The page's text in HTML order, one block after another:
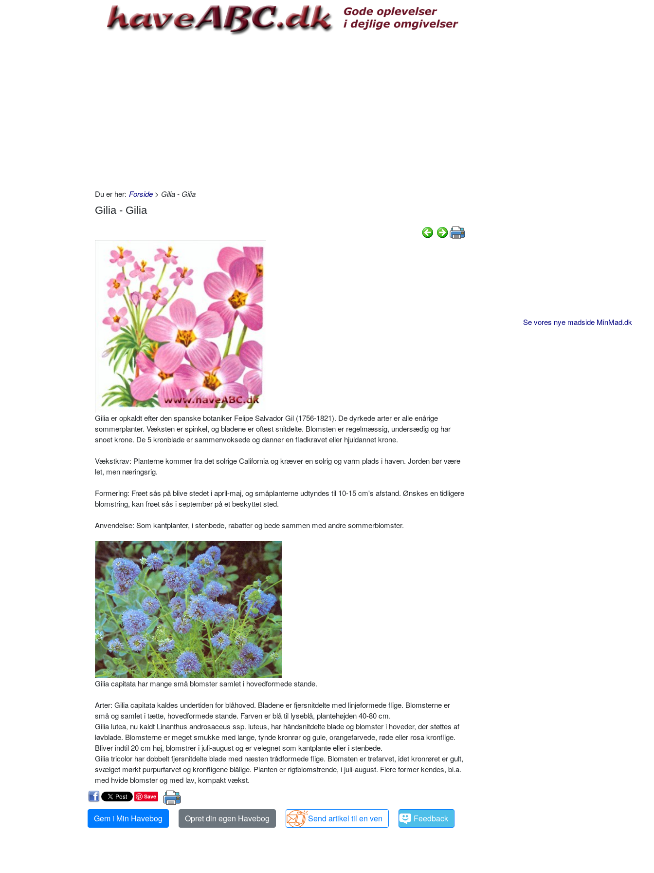
Du er her: Forside > Gilia - Gilia
Gilia - Gilia
Gilia er opkaldt efter den spanske botaniker Felipe Salvador Gil (1756-­1821). De dyrkede arter er alle enårige
sommerplanter. Væksten er spinkel, og bladene er oftest snitdelte. Blom­sten er regelmæssig, undersædig og har
snoet krone. De 5 kronblade er sam­menvoksede og danner en fladkravet eller hjuldannet krone.
Vækstkrav: Planterne kommer fra det solrige California og kræver en solrig og varm plads i haven. Jorden bør være
let, men næringsrig.
Formering: Frøet sås på blive stedet i april-maj, og småplanterne udtyndes til 10-15 cm's afstand. Ønskes en tidli­gere
blomstring, kan frøet sås i sep­tember på et beskyttet sted.
Anvendelse: Som kantplanter, i sten­bede, rabatter og bede sammen med andre sommerblomster.
Gilia capitata har mange små blomster samlet i hovedformede stande.
Arter: Gilia capitata kaldes undertiden for blåhoved. Bladene er fjersnitdelte med linjeformede flige. Blomsterne er
små og samlet i tætte, hovedformede stande. Farven er blå til lyseblå, plan­tehøjden 40-80 cm.
Gilia lutea, nu kaldt Linanthus andro­saceus ssp. luteus, har håndsnitdelte blade og blomster i hoveder, der støt­tes af
løvblade. Blomsterne er meget smukke med lange, tynde kronrør og gule, orangefarvede, røde eller rosa kronflige.
Bliver indtil 20 cm høj, blomstrer i juli-august og er velegnet som kantplante eller i stenbede.
Gilia tricolor har dobbelt fjersnitdelte blade med næsten trådformede flige. Blomsten er trefarvet, idet kronrøret er gult,
svælget mørkt purpurfarvet og kronfligene blålige. Planten er rigt­blomstrende, i juli-august. Flere for­mer kendes, bl.a.
med hvide blomster og med lav, kompakt vækst.
Save
Gem i Min Havebog Opret din egen Havebog Send artikel til en ven Feedback
Se vores nye madside MinMad.dk